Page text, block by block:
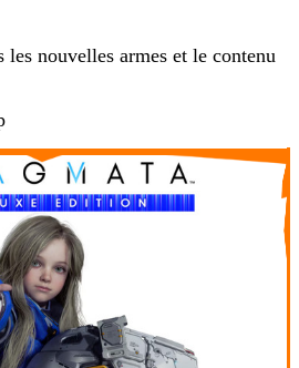
les nouvelles armes et le contenu